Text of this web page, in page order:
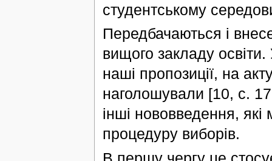
студентському
Передбачаються і
вищого закладу
наші пропозиції, на
наголошували [10, с.
інші нововведення, які
процедуру виборів.